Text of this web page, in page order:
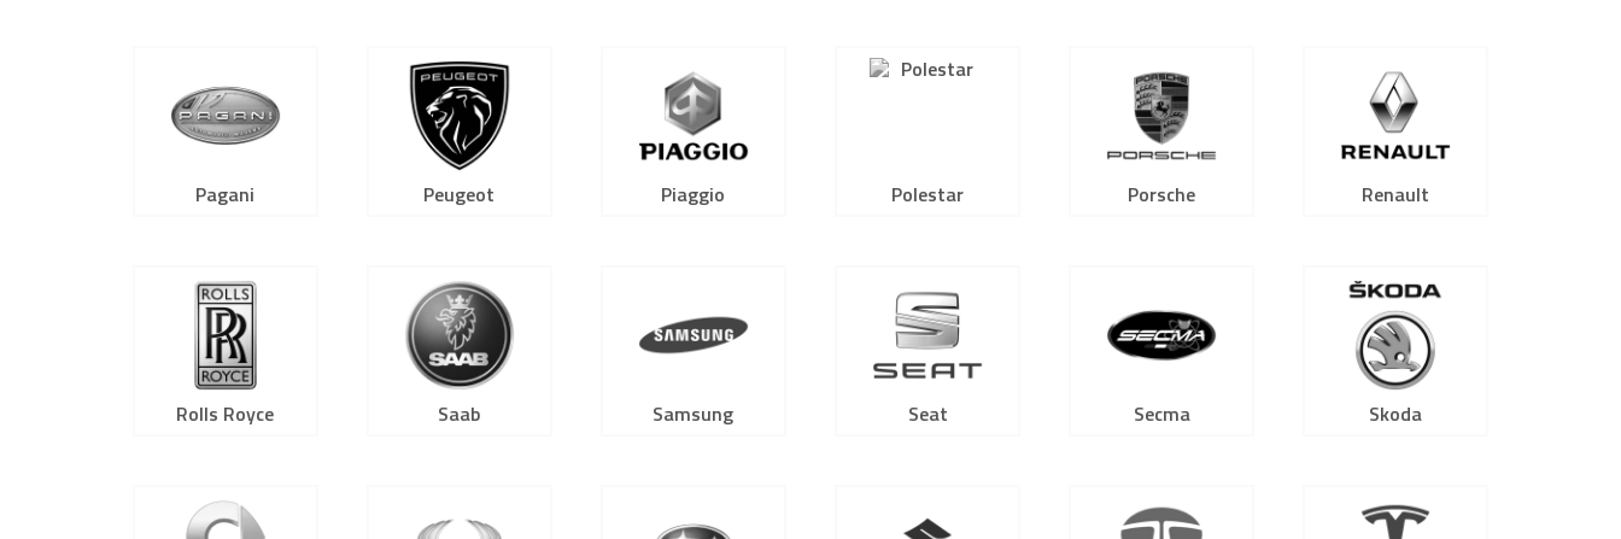
Pagani Peugeot Piaggio Polestar Porsche Renault
Rolls Royce Saab Samsung Seat Secma Skoda